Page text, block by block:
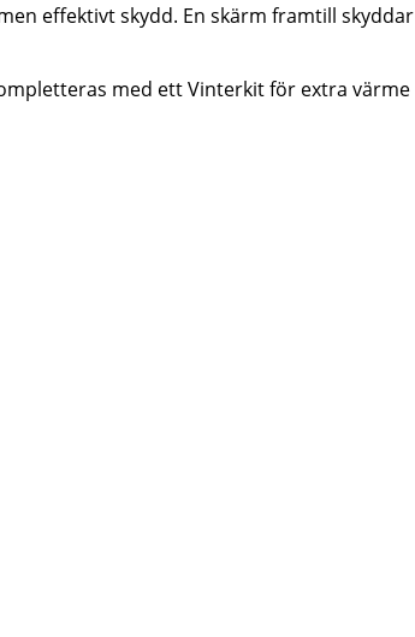
effektivt skydd. En skärm framtill
med ett Vinterkit för extra